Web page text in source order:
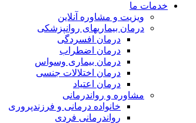
خدمات ما
ویزیت و مشاوره آنلاین
درمان بیماریهای روانپزشکی
درمان افسردگی
درمان اضطراب
درمان بیماری وسواس
درمان اختلالات جنسی
درمان اعتیاد
مشاوره و رواندرمانی
خانواده درمانی و فرزندپروری
رواندرمانی فردی